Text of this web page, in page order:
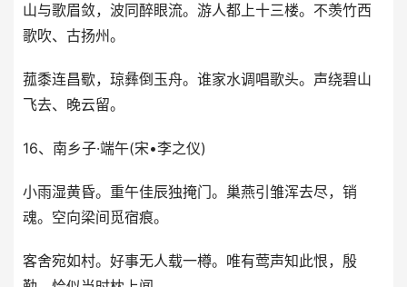
山与歌眉敛，波同醉眼流。游人都上十三楼。不羡竹西
歌吹、古扬州。
菰黍连昌歜，琼彝倒玉舟。谁家水调唱歌头。声绕碧山
飞去、晚云留。
16、南乡子·端午(宋•李之仪)
小雨湿黄昏。重午佳辰独掩门。巢燕引雏浑去尽，销
魂。空向梁间觅宿痕。
客舍宛如村。好事无人载一樽。唯有莺声知此恨，殷